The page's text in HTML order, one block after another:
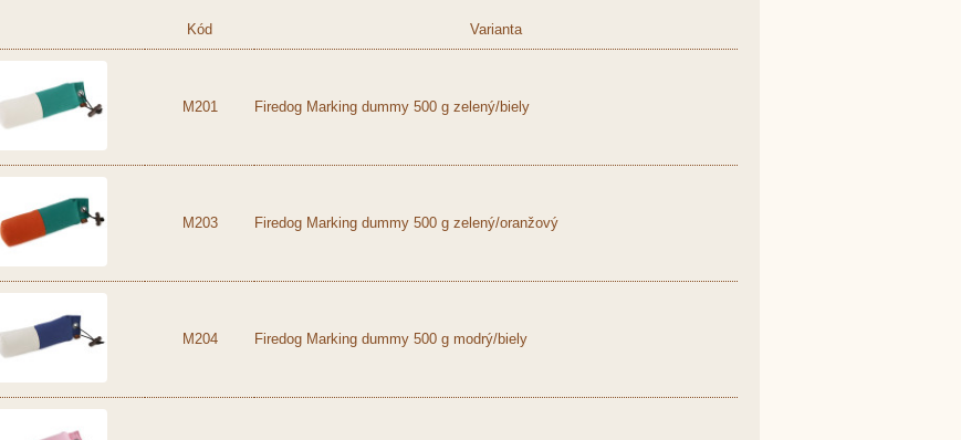
Kód Varianta
M201 Firedog Marking dummy 500 g zelený/biely
M203 Firedog Marking dummy 500 g zelený/oranžový
M204 Firedog Marking dummy 500 g modrý/biely